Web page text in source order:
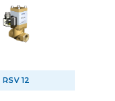
RSV 12